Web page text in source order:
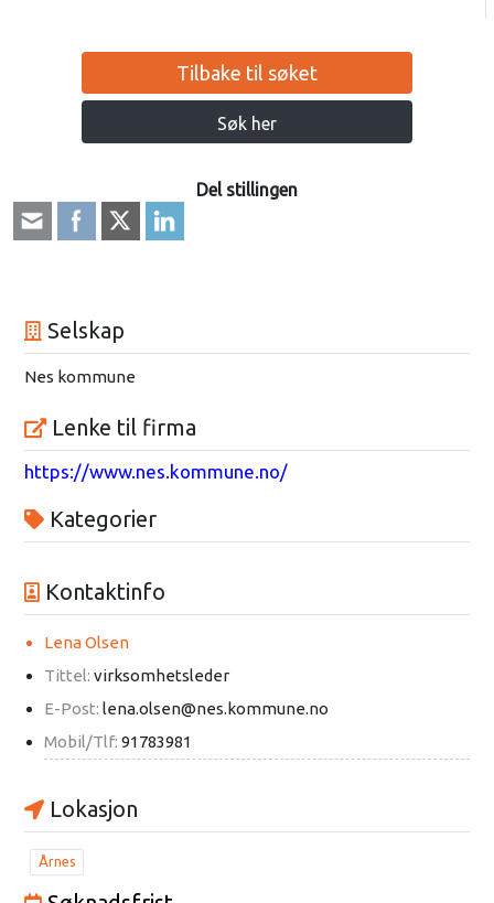
Tilbake til søket
Søk her
Del stillingen
Selskap
Nes kommune
Lenke til firma
https://www.nes.kommune.no/
Kategorier
Kontaktinfo
Lena Olsen
Tittel: virksomhetsleder
E-Post: lena.olsen@nes.kommune.no
Mobil/Tlf: 91783981
Lokasjon
Årnes